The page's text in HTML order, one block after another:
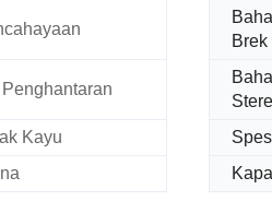
Brek
Kayu